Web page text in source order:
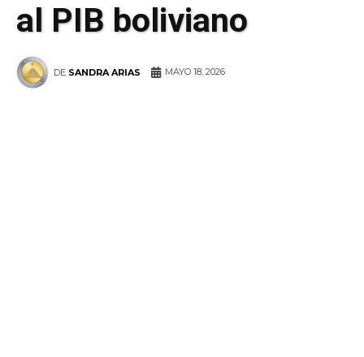
al PIB boliviano
DE SANDRA ARIAS MAYO 18, 2026